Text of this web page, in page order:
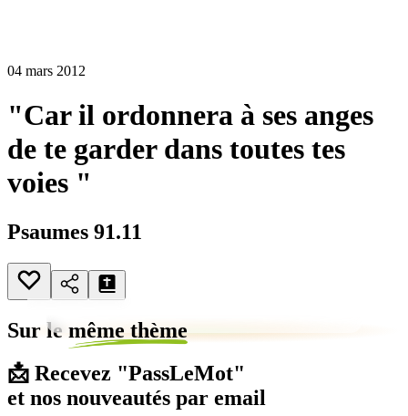
04 mars 2012
"Car il ordonnera à ses anges
de te garder dans toutes tes
voies "
Psaumes 91.11
Sur le même thème
📩 Recevez "PassLeMot"
et nos nouveautés par email